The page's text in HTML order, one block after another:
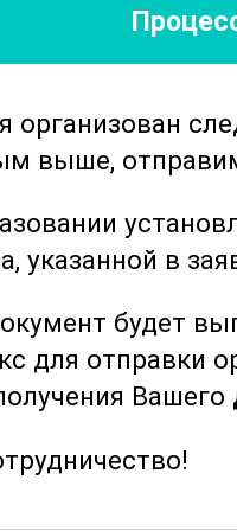
как
не только
для
получите
текстовые
понять все
курсу и
организован
выше,
указанной в
будет
для отправки
Вашего